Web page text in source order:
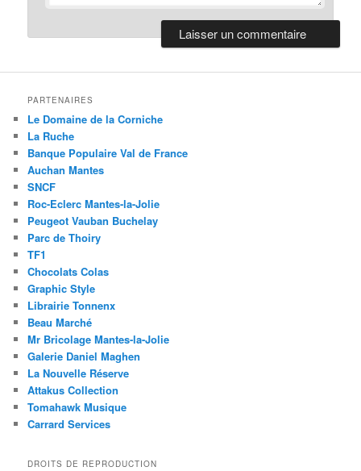
PARTENAIRES
Le Domaine de la Corniche
La Ruche
Banque Populaire Val de France
Auchan Mantes
SNCF
Roc-Eclerc Mantes-la-Jolie
Peugeot Vauban Buchelay
Parc de Thoiry
TF1
Chocolats Colas
Graphic Style
Librairie Tonnenx
Beau Marché
Mr Bricolage Mantes-la-Jolie
Galerie Daniel Maghen
La Nouvelle Réserve
Attakus Collection
Tomahawk Musique
Carrard Services
DROITS DE REPRODUCTION